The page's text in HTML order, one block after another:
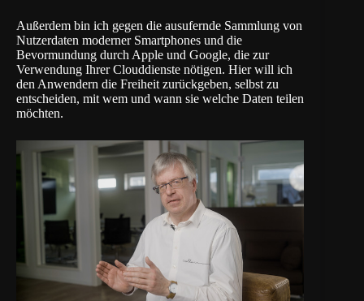
Außerdem bin ich gegen die ausufernde Sammlung von
Nutzerdaten moderner Smartphones und die
Bevormundung durch Apple und Google, die zur
Verwendung Ihrer Clouddienste nötigen. Hier will ich
den Anwendern die Freiheit zurückgeben, selbst zu
entscheiden, mit wem und wann sie welche Daten teilen
möchten.